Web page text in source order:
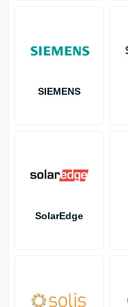
SIEMENS
SolarEdge